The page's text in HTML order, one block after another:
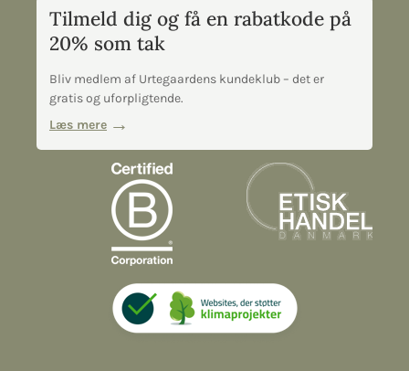
Tilmeld dig og få en rabatkode på
20% som tak
Bliv medlem af Urtegaardens kundeklub – det er
gratis og uforpligtende.
Læs mere